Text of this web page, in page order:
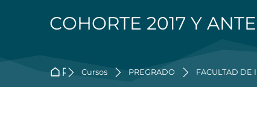
COHORTE 2017 Y
Página Principal
Cursos PREGRADO FACULTAD DE